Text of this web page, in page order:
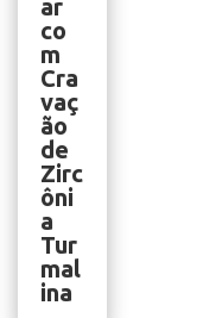
ar
co
m
Cra
vaç
ão
de
Zirc
ôni
a
Tur
mal
ina